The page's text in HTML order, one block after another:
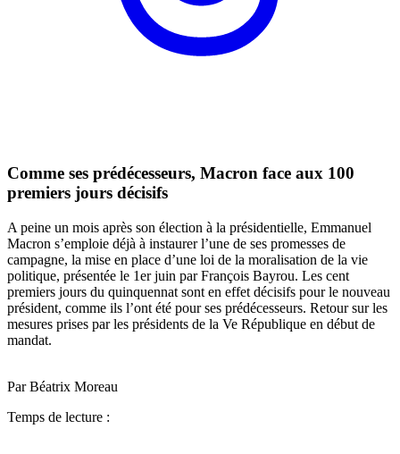
Comme ses prédécesseurs, Macron face aux 100
premiers jours décisifs
A peine un mois après son élection à la présidentielle, Emmanuel
Macron s’emploie déjà à instaurer l’une de ses promesses de
campagne, la mise en place d’une loi de la moralisation de la vie
politique, présentée le 1er juin par François Bayrou. Les cent
premiers jours du quinquennat sont en effet décisifs pour le nouveau
président, comme ils l’ont été pour ses prédécesseurs. Retour sur les
mesures prises par les présidents de la Ve République en début de
mandat.
Par Béatrix Moreau
Temps de lecture :